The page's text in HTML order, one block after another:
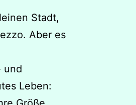
Stadt,
Aber es
und
Leben: